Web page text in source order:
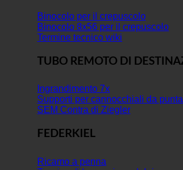
Binocolo per il crepuscolo
Binocolo 8x56 per il crepuscolo
Termine tecnico wiki
TUBO REMOTO DI
Ingrandimento 7x
Supporti per cannocchiali da
SEM Contra di Ziegler
FEDERKIEL
Ricamo a penna